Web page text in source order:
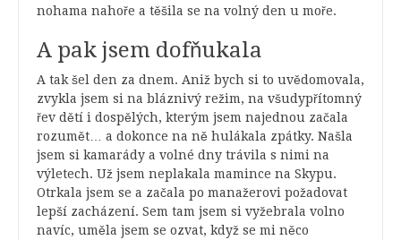
nohama nahoře a těšila se na volný den u moře.
A pak jsem dofňukala
A tak šel den za dnem. Aniž bych si to uvědomovala,
zvykla jsem si na bláznivý režim, na všudypřítomný
řev dětí i dospělých, kterým jsem najednou začala
rozumět… a dokonce na ně hulákala zpátky. Našla
jsem si kamarády a volné dny trávila s nimi na
výletech. Už jsem neplakala mamince na Skypu.
Otrkala jsem se a začala po manažerovi požadovat
lepší zacházení. Sem tam jsem si vyžebrala volno
navíc, uměla jsem se ozvat, když se mi něco